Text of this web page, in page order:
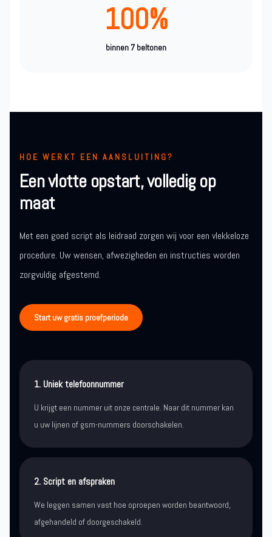
100%
binnen 7 beltonen
HOE WERKT EEN AANSLUITING?
Een vlotte opstart, volledig op
maat
Met een goed script als leidraad zorgen wij voor een vlekkeloze
procedure. Uw wensen, afwezigheden en instructies worden
zorgvuldig afgestemd.
Start uw gratis proefperiode
1. Uniek telefoonnummer
U krijgt een nummer uit onze centrale. Naar dit nummer kan
u uw lijnen of gsm-nummers doorschakelen.
2. Script en afspraken
We leggen samen vast hoe oproepen worden beantwoord,
afgehandeld of doorgeschakeld.